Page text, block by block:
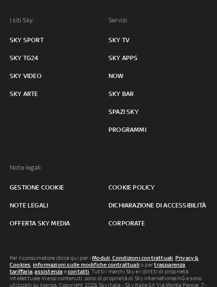
I siti Sky:
SKY SPORT
SKY TG24
SKY VIDEO
SKY ARTE
Servizi:
SKY TV
SKY APPS
NOW
SKY BAR
SPAZI SKY
PROGRAMMI
Note legali:
GESTIONE COOKIE COOKIE POLICY
NOTE LEGALI DICHIARAZIONE DI ACCESSIBILITÀ
OFFERTA SKY MEDIA CORPORATE
Per il consumatore clicca qui per iModuli, Condizioni contrattuali, Privacy &
Cookies, informazioni sulle modifiche contrattuali o pertrasparenza
tariffaria,assistenza econtatti. Tutti i marchi Sky e i diritti di proprietà
intellettuale in essi contenuti, sono di proprietà di Sky international AG e sono
utilizzati su licenza. Copyright 2026 Sky Italia - Sky Italia Srl Via Monte Penice, 7 -